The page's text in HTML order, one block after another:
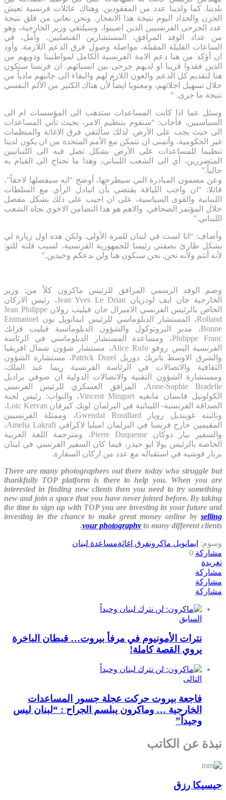
بلدينا. كما ولدينا عدد من المفقودين. وهناك عائلات فرنسية تعيش
الحزن والحداد اليوم نتيجة هذا الانفجار. ونحن نعاني من قلق نتيجة
عدد الجرحى الفرنسيين الذين اصيبوا، وسيلتقي وزير الخارجية، وهو
من عداد الوفد المرافق، المستشارين القنصليين. وآمل، في
الساعات القليلة المقبلة، مواصلة وصول فرق الدعم اللازمة. وأود
ان أؤكد من هنا دعم الامة الفرنسية الكامل لمواطنينا وذويهم من
الذين فقدوا قريبا او لديهم جرحى بين انسبائهم. ان فرنسا ستكون
هنا لتقديم كل الدعم والعون اللازم لهم والبقاء الى جانبهم مادياً من
خلال تسهيل اجلائهم، ومعنويا ايضاً لأن هناك الكثير من الألم النفسي
نتيجة ما جرى. “
وسئل عما اذا كانت المساعدات ستذهب الى المؤسسات ام الى
السياسيين، فأجاب: “سنقوم بتنظيم الامر، بحيث تأتي المساعدات
الى حيث يجب على الأرض. لذلك سألتقي فرق الاغاثة والمنظمات
غير الحكومية، وأتمنى ان نتمكن مع الأمم المتحدة من ان يكون لدينا
تنظيما للمساعدات على الأرض بشكل تصل فيه الى اللبنانيين
المتضررين، أي الى الشعب اللبناني، وهذا ما نحتاج الى القيام به
حالياً.”
وعن مضمون المبادرة التي سيطرحها، أوضح “انه سيفصلها لاحقاً”،
قائلا: “ان واجب اللياقة يقتضي بأن اتبادل الرأي مع السلطات
اللبنانية والقوى السياسية، على ان اجيب على ذلك بشكل مفصل
خلال المؤتمر الصحافي. والاهم هو هذا التضامن الاخوي تجاه الشعب
اللبناني.”
وأضاف: “انا لست في لبنان للمرة الأولى. ولكن هذه اول زيارة لي
بشكل طارئ بصفتي رئيسا للجمهورية الفرنسية، لسبب قلته للتو:
لأنه أنتم ولأنه نحن, نحن سنكون هنا ولن ندعكم وحيدين.”
وضم الوفد الرسمي المرافق للرئيس ماكرون كلاً من: وزير
الخارجية جان ايف لودريان Jean Yves Le Drian، رئيس الاركان
الخاص بالرئيس الفرنسي الاميرال جان فيليب رولان Jean Philippe
Rolland، المستشار الدبلوماسي للرئيس ايمانويل بون Emmanuel
Bonne، مدير البروتوكول والشؤون الدبلوماسية فيليب فرانك
Philippe Franc، ومساعدة المستشار الدبلوماسي في الرئاسة
الفرنسية اليس روفو Alice Rufo، مستشار شؤون شمال افريقيا
والشرق الاوسط باتريك دوريل Patrick Durel، مستشارة الشؤون
الثقافية والاتصالات في الرئاسة الفرنسية ريما عبد الملك،
ومستشارة الشؤون التقنية والاتصالات الدولية آن صوفي براديل
Anne-Sophie Bradelle، المرافق العسكري للرئيس الفرنسي
الكولونيل فانسان مانغيه Vincent Minguet، والنواب: رئيس لجنة
الصداقة الفرنسية- اللبنانية في البرلمان لويك كيرفان Loic Kervan،
ونائبته غوينديل رويار Gwendal Rouillard، وممثلة الفرنسيين
المقيمين خارج فرنسا في البرلمان اميليا لاكرافي Amelia Lakrafi،
والسفير بيار دوكان Pierre Duquesne، ومترجمة اللغة العربية
الخاصة بالرئيس يولا ابو حيدر، فيما كان السفير الفرنسي في لبنان
برنار فوشيه في استقباله مع عدد من اركان السفارة.
There are many photographers out there today who struggle but
thankfully TOP platform is there to help you. When you are
interested in finding new clients then you need to try something
new and join a space that you have never joined before. By taking
the time to sign up with TOP you are investing in your future and
investing in the chance to make great money online by selling
your photography to many different clients.
وسوم: ايمانويل ماكرونفرق اغاثةمساعدة لبنان
مشاركة 0
تغريدة
مشاركة
مشاركة
مشاركة
السابق
نترات الأمونيوم في مرفأ بيروت… قبطان الباخرة
يروي القصة كاملة!
التالى
فاجعة بيروت حركت عجلة جسور المساعدات
الخارجية … وماكرون يبلسم الجراح : “لبنان ليس
وحيداً”
نبذة عن الكاتب
جيسيكا رزق